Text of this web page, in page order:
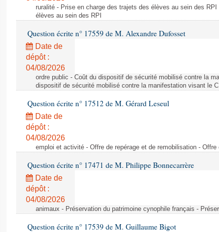
ruralité - Prise en charge des trajets des élèves au sein des
élèves au sein des RPI
Question écrite n° 17559 de M. Alexandre Dufosset
Date de
dépôt :
04/08/2026
ordre public - Coût du dispositif de sécurité mobilisé contre la
dispositif de sécurité mobilisé contre la manifestation visant le
Question écrite n° 17512 de M. Gérard Leseul
Date de
dépôt :
04/08/2026
emploi et activité - Offre de repérage et de remobilisation -
Question écrite n° 17471 de M. Philippe Bonnecarrère
Date de
dépôt :
04/08/2026
animaux - Préservation du patrimoine cynophile français -
Question écrite n° 17539 de M. Guillaume Bigot